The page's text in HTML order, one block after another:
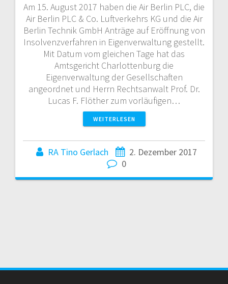
Am 15. August 2017 haben die Air Berlin PLC, die
Air Berlin PLC & Co. Luftverkehrs KG und die Air
Berlin Technik GmbH Anträge auf Eröffnung von
Insolvenzverfahren in Eigenverwaltung gestellt.
Mit Datum vom gleichen Tage hat das
Amtsgericht Charlottenburg die
Eigenverwaltung der Gesellschaften
angeordnet und Herrn Rechtsanwalt Prof. Dr.
Lucas F. Flöther zum vorläufigen…
WEITERLESEN
RA Tino Gerlach
2. Dezember 2017
0